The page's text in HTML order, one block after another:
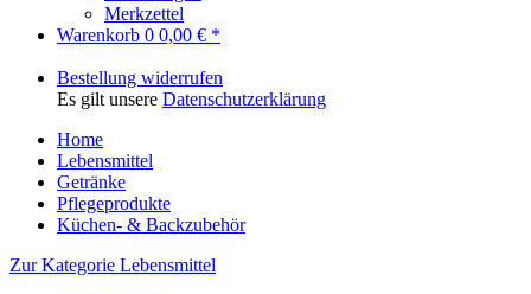
Merkzettel
Warenkorb 0 0,00 € *
Bestellung widerrufen
Es gilt unsere Datenschutzerklärung
Home
Lebensmittel
Getränke
Pflegeprodukte
Küchen- & Backzubehör
Zur Kategorie Lebensmittel